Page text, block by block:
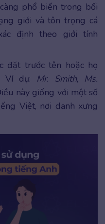
phổ biến trong bối
giới và tôn trọng cá
định theo giới tính
đặt trước tên hoặc họ
Ví dụ: Mr. Smith, Ms.
này giống với một số
Việt, nơi danh xưng